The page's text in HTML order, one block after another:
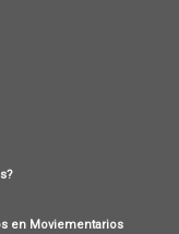
en Moviementarios